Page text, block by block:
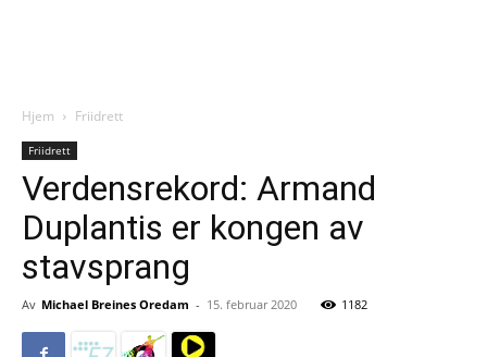
Hjem Friidrett
Friidrett
Verdensrekord: Armand
Duplantis er kongen av
stavsprang
Av Michael Breines Oredam - 15. februar 2020 1182